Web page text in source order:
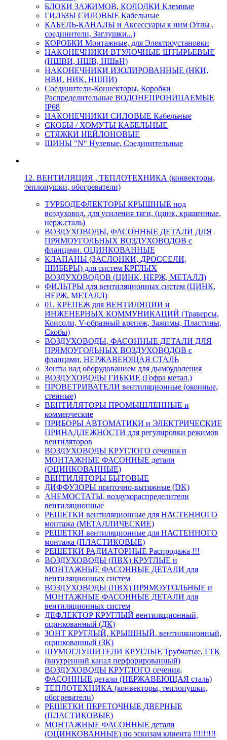
БЛОКИ ЗАЖИМОВ, КОЛОДКИ Клемные
ГИЛЬЗЫ СИЛОВЫЕ Кабельные
КАБЕЛЬ-КАНАЛЫ и Аксессуары к ним (Углы ,
соединители, Заглушки...)
КОРОБКИ Монтажные, для Электроустановки
НАКОНЕЧНИКИ ВТУЛОЧНЫЕ ШТЫРЬЕВЫЕ
(НШВИ, НШВ, НШвН)
НАКОНЕЧНИКИ ИЗОЛИРОВАННЫЕ (НКИ,
НВИ, НИК, НШПИ)
Соединители-Коннекторы, Коробки
Распределительные ВОДОНЕПРОНИЦАЕМЫЕ
IP68
НАКОНЕЧНИКИ СИЛОВЫЕ Кабельные
СКОБЫ / ХОМУТЫ КАБЕЛЬНЫЕ
СТЯЖКИ НЕЙЛОНОВЫЕ
ШИНЫ "N" Нулевые, Соединительные
12. ВЕНТИЛЯЦИЯ , ТЕПЛОТЕХНИКА (конвекторы,
теплопушки, обогреватели)
ТУРБОДЕФЛЕКТОРЫ КРЫШНЫЕ под
воздуховод, для усиления тяги, (цинк, крашенные,
нерж.сталь)
ВОЗДУХОВОДЫ, ФАСОННЫЕ ДЕТАЛИ ДЛЯ
ПРЯМОУГОЛЬНЫХ ВОЗДУХОВОДОВ с
фланцами. ОЦИНКОВАННЫЕ
КЛАПАНЫ (ЗАСЛОНКИ, ДРОССЕЛИ,
ШИБЕРЫ) для систем КРГЛЫХ
ВОЗДУХОВОДОВ (ЦИНК, НЕРЖ, МЕТАЛЛ)
ФИЛЬТРЫ для вентиляционных систем (ЦИНК,
НЕРЖ, МЕТАЛЛ)
01. КРЕПЕЖ для ВЕНТИЛЯЦИИ и
ИНЖЕНЕРНЫХ КОММУНИКАЦИЙ (Траверсы,
Консоли, V-образный крепеж, Зажимы, Пластины,
Скобы)
ВОЗДУХОВОДЫ, ФАСОННЫЕ ДЕТАЛИ ДЛЯ
ПРЯМОУГОЛЬНЫХ ВОЗДУХОВОДОВ с
фланцами. НЕРЖАВЕЮЩАЯ СТАЛЬ
Зонты над оборудованием для дымоудоления
ВОЗДУХОВОДЫ ГИБКИЕ (Гофра метал.)
ПРОВЕТРИВАТЕЛИ вентиляционные (оконные,
стенные)
ВЕНТИЛЯТОРЫ ПРОМЫШЛЕННЫЕ и
коммерческие
ПРИБОРЫ АВТОМАТИКИ и ЭЛЕКТРИЧЕСКИЕ
ПРИНАДЛЕЖНОСТИ для регулировки режимов
вентиляторов
ВОЗДУХОВОДЫ КРУГЛОГО сечения и
МОНТАЖНЫЕ ФАСОННЫЕ детали
(ОЦИНКОВАННЫЕ)
ВЕНТИЛЯТОРЫ БЫТОВЫЕ
ДИФФУЗОРЫ приточно-вытяжные (DK)
АНЕМОСТАТЫ, воздухораспределители
вентиляционные
РЕШЕТКИ вентиляционные для НАСТЕННОГО
монтажа (МЕТАЛЛИЧЕСКИЕ)
РЕШЕТКИ вентиляционные для НАСТЕННОГО
монтажа (ПЛАСТИКОВЫЕ)
РЕШЕТКИ РАДИАТОРНЫЕ Распродажа !!!
ВОЗДУХОВОДЫ (ПВХ) КРУГЛЫЕ и
МОНТАЖНЫЕ ФАСОННЫЕ ДЕТАЛИ для
вентиляционных систем
ВОЗДУХОВОДЫ (ПВХ) ПРЯМОУГОЛЬНЫЕ и
МОНТАЖНЫЕ ФАСОННЫЕ ДЕТАЛИ для
вентиляционных систем
ДЕФЛЕКТОР КРУГЛЫЙ вентиляционный,
оцинкованный (ДК)
ЗОНТ КРУГЛЫЙ, КРЫШНЫЙ, вентиляционный,
оцинкованный (ЗК)
ШУМОГЛУШИТЕЛИ КРУГЛЫЕ Трубчатые, ГТК
(внутренний канал перфорированный)
ВОЗДУХОВОДЫ КРУГЛОГО сечения,
ФАСОННЫЕ детали (НЕРЖАВЕЮЩАЯ сталь)
ТЕПЛОТЕХНИКА (конвекторы, теплопушки,
обогреватели)
РЕШЕТКИ ПЕРЕТОЧНЫЕ ДВЕРНЫЕ
(ПЛАСТИКОВЫЕ)
МОНТАЖНЫЕ ФАСОННЫЕ детали
(ОЦИНКОВАННЫЕ) по эскизам клиента !!!!!!!!!